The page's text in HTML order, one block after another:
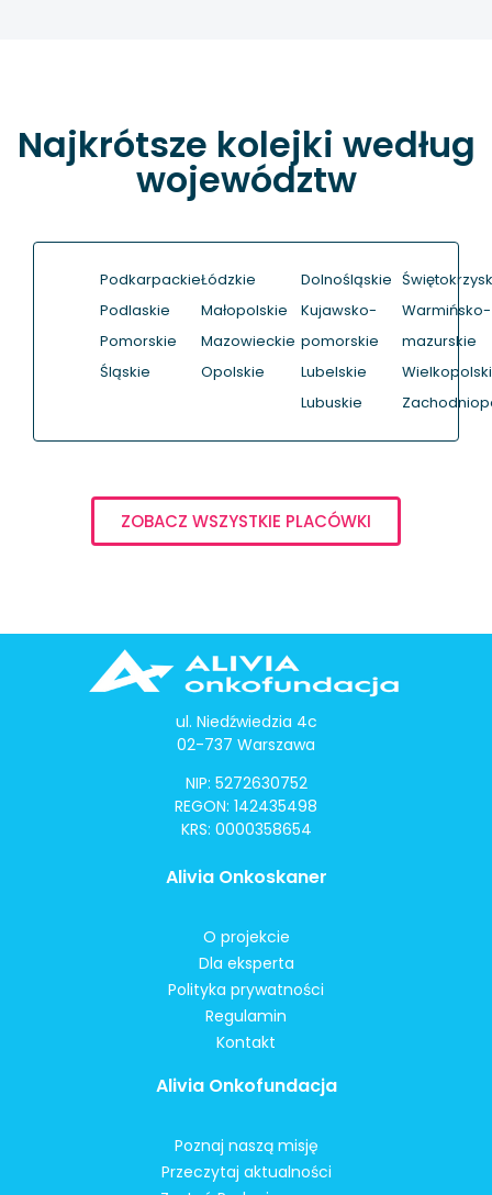
Najkrótsze kolejki według
województw
Podkarpackie
Podlaskie
Pomorskie
Śląskie
Łódzkie
Małopolskie
Mazowieckie
Opolskie
Dolnośląskie
Kujawsko-
pomorskie
Lubelskie
Lubuskie
Warmińsko-
mazurskie
ZOBACZ WSZYSTKIE PLACÓWKI
ul. Niedźwiedzia 4c
02-737 Warszawa
NIP: 5272630752
REGON: 142435498
KRS: 0000358654
Alivia Onkoskaner
O projekcie
Dla eksperta
Polityka prywatności
Regulamin
Kontakt
Alivia Onkofundacja
Poznaj naszą misję
Przeczytaj aktualności